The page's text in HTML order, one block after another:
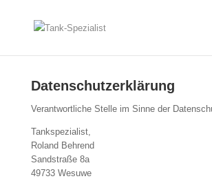
Datenschutzerklärung
Verantwortliche Stelle im Sinne der
Tankspezialist,
Roland Behrend
Sandstraße 8a
49733 Wesuwe